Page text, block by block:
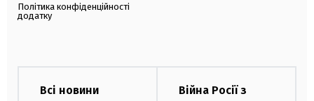
Політика конфіденційності
додатку
Всі новини
Війна Росії з